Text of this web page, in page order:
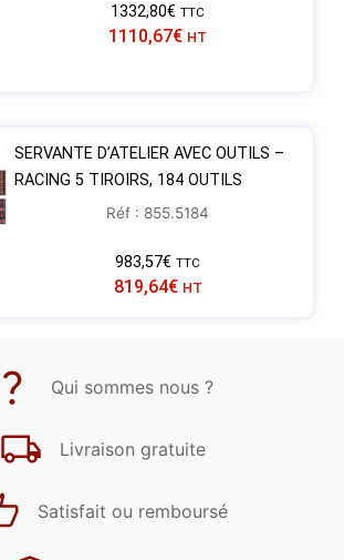
1332,80€ TTC
1110,67€ HT
SERVANTE D’ATELIER AVEC OUTILS –
RACING 5 TIROIRS, 184 OUTILS
Réf : 855.5184
983,57€ TTC
819,64€ HT
Qui sommes nous ?
Livraison gratuite
Satisfait ou remboursé